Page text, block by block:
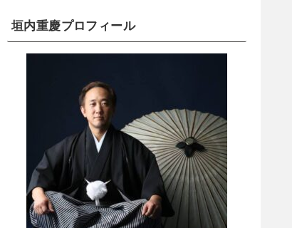
垣内重慶プロフィール